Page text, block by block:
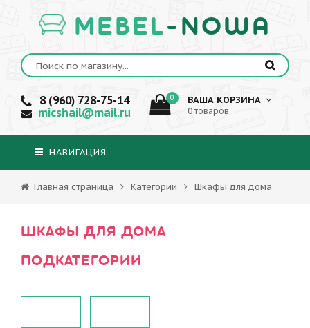
MEBEL-NOWA
8 (960) 728-75-14
micshail@mail.ru
0 ВАША КОРЗИНА
0 товаров
НАВИГАЦИЯ
Главная страница Категории Шкафы для дома
ШКАФЫ ДЛЯ ДОМА
ПОДКАТЕГОРИИ